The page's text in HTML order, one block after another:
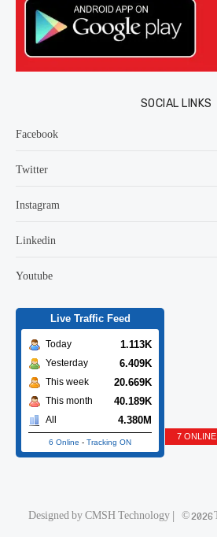
SOCIAL LINKS
Facebook
Twitter
Instagram
Linkedin
Youtube
Live Traffic Feed
Today 1.113K
Yesterday 6.409K
This week 20.669K
This month 40.189K
All 4.380M
6 Online - Tracking ON
7 ONLINE
Designed byCMSH Technology|